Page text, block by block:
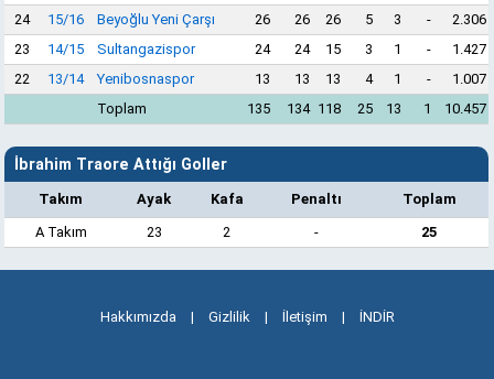
24
15/16 Beyoğlu Yeni Çarşı 26 26 26 5 3 -
2.306
23
14/15 Sultangazispor 24 24 15 3 1 -
1.427
22
13/14 Yenibosnaspor 13 13 13 4 1 -
1.007
Toplam
135 134 118 25 13 1 10.457
İbrahim Traore Attığı Goller
Takım Ayak Kafa Penaltı
Toplam
A Takım
23 2 - 25
Hakkımızda | Gizlilik | İletişim | İNDİR